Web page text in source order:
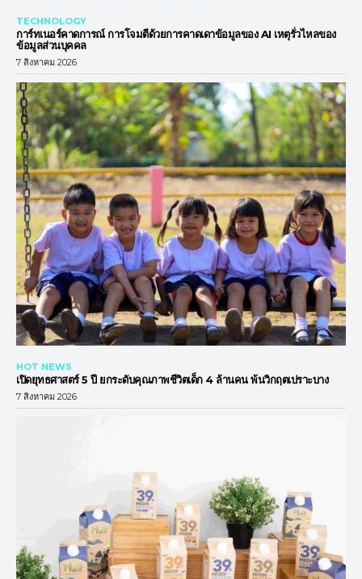
TECHNOLOGY
การ์ทเนอร์คาดการณ์ การโจมตีด้วยการคาดเดาข้อมูลของ AI เหตุรั่วไหลของ
ข้อมูลส่วนบุคคล
7 สิงหาคม 2026
HOT NEWS
เปิดยุทธศาสตร์ 5 ปี ยกระดับคุณภาพชีวิตเด็ก 4 ล้านคน พ้นวิกฤตเปราะบาง
7 สิงหาคม 2026